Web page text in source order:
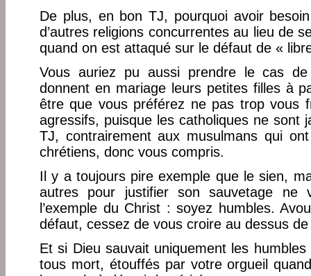
De plus, en bon TJ, pourquoi avoir
d’autres religions concurrentes au lieu de
quand on est attaqué sur le défaut de «
Vous auriez pu aussi prendre le cas de
donnent en mariage leurs petites filles à
être que vous préférez ne pas trop vous
agressifs, puisque les catholiques ne sont
TJ, contrairement aux musulmans qui
chrétiens, donc vous compris.
Il y a toujours pire exemple que le sien,
autres pour justifier son sauvetage ne
l’exemple du Christ : soyez humbles.
défaut, cessez de vous croire au dessus
Et si Dieu sauvait uniquement les
tous mort, étouffés par votre orgueil